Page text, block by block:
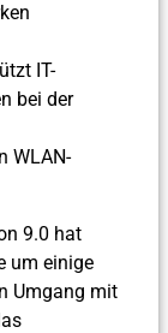
IT-
bei der
WLAN-
9.0 hat
um einige
Umgang mit